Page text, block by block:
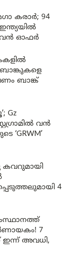
കരാർ; 94
വൻ ഓഫർ
ബാങ്കുകളെ
ബാങ്ക്
Gz
വൻ
‘GRWM’
4
7
അവധി,